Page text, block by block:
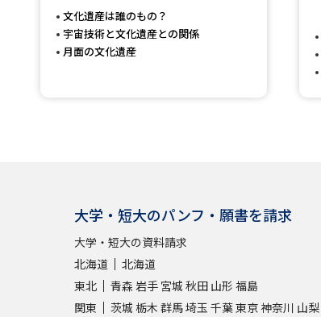
文化遺産は誰のもの？
宇宙技術と文化遺産との関係
月面の文化遺産
大学・短大のパンフ・願書を請求
大学・短大の資料請求
北海道
北海道
東北
青森 岩手 宮城 秋田 山形 福島
関東
茨城 栃木 群馬埼玉 千葉東京神奈川 山梨